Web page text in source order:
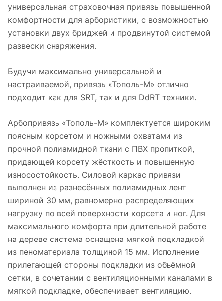
универсальная страховочная привязь повышенной
комфортности для арбористики, с возможностью
установки двух бриджей и продвинутой системой
развески снаряжения.
Будучи максимально универсальной и
настраиваемой, привязь «Тополь-М» отлично
подходит как для SRT, так и для DdRT техники.
Арбопривязь «Тополь-М» комплектуется широким
поясным корсетом и ножными охватами из
прочной полиамидной ткани с ПВХ пропиткой,
придающей корсету жёсткость и повышенную
износостойкость. Силовой каркас привязи
выполнен из разнесённых полиамидных лент
шириной 30 мм, равномерно распределяющих
нагрузку по всей поверхности корсета и ног. Для
максимального комфорта при длительной работе
на дереве система оснащена мягкой подкладкой
из пеноматериала толщиной 15 мм. Исполнение
прилегающей стороны подкладки из объёмной
сетки, в сочетании с вентиляционными каналами в
мягкой подкладке, обеспечивает вентиляцию.